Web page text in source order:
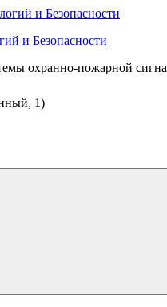
и Безопасности
охранно-пожарной
1)